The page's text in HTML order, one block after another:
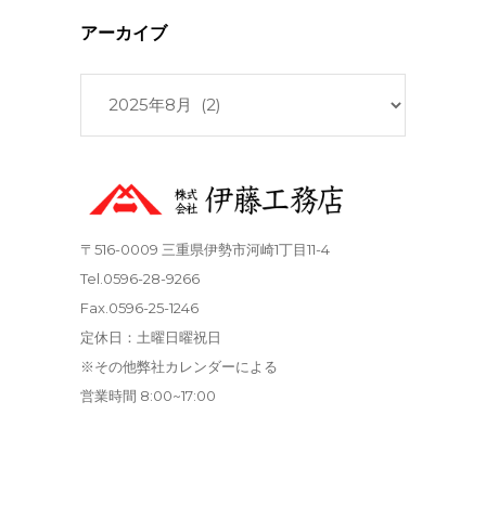
アーカイブ
ア
カ
〒516-0009 三重県伊勢市河崎1丁目11-4
Tel.0596-28-9266
Fax.0596-25-1246
定休日：土曜日曜祝日
※その他弊社カレンダーによる
営業時間 8:00~17:00